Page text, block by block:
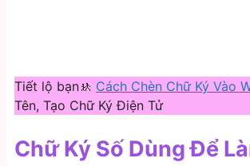
Tiết lộ bạn🚸 Cách Chèn Chữ Ký Vào
Tên, Tạo Chữ Ký Điện Tử
Chữ Ký Số Dùng Để